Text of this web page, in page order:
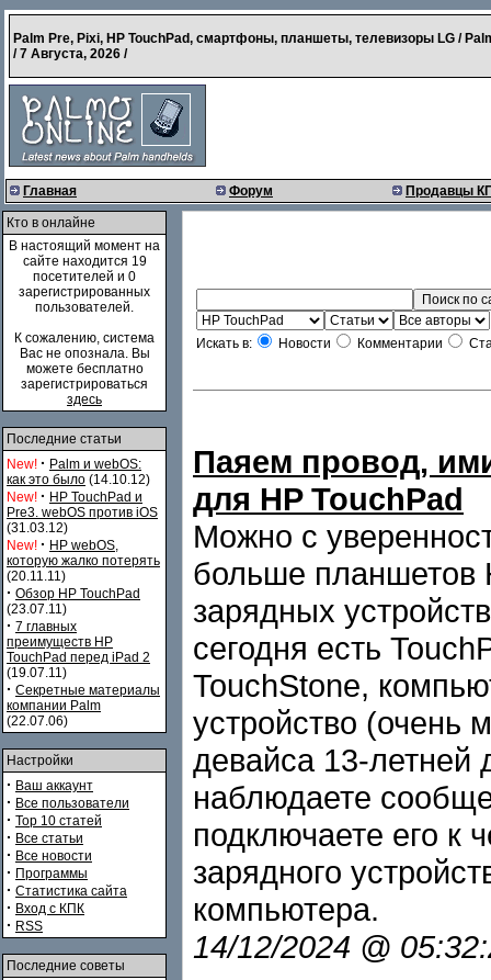
Palm Pre, Pixi, HP TouchPad, смартфоны, планшеты, телевизоры LG /
/7 Августа, 2026 /
Главная Форум Продавцы
Кто в онлайне
В настоящий момент на
сайте находится 19
посетителей и 0
зарегистрированных
пользователей.
К сожалению, система
Вас не опознала. Вы
можете бесплатно
зарегистрироваться
здесь
Последние статьи
New! · Palm и webOS:
как это было (14.10.12)
New! · HP TouchPad и
Pre3. webOS против iOS
(31.03.12)
New! · HP webOS,
которую жалко потерять
(20.11.11)
· Обзор HP TouchPad
(23.07.11)
· 7 главных
преимуществ HP
TouchPad перед iPad 2
(19.07.11)
· Секретные материалы
компании Palm
(22.07.06)
Настройки
· Ваш аккаунт
· Все пользователи
· Top 10 статей
· Все статьи
· Все новости
· Программы
· Статистика сайта
· Вход с КПК
· RSS
Последние советы
Искать в: Новости Комментарии
Паяем провод,
для HP TouchPad
Можно с
больше планшетов
зарядных
сегодня есть
TouchStone,
устройство (очень
девайса 13-летней
наблюдаете
подключаете его к
зарядного
компьютера.
14/12/2024 @